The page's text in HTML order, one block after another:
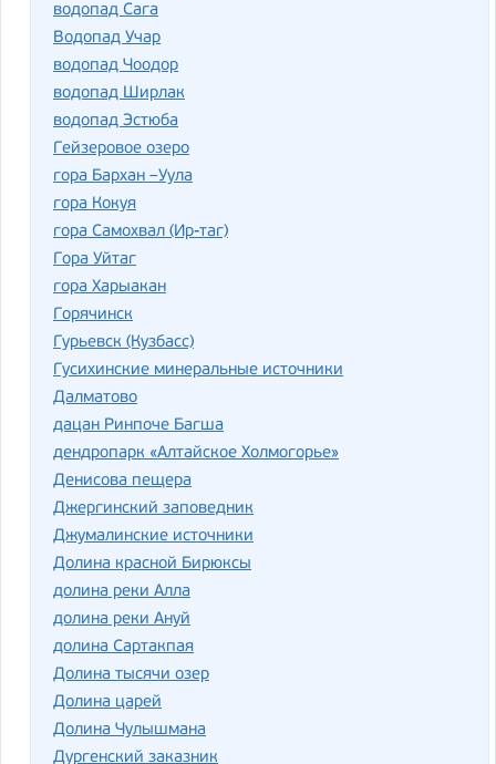
водопад Сага
Водопад Учар
водопад Чоодор
водопад Ширлак
водопад Эстюба
Гейзеровое озеро
гора Бархан –Уула
гора Кокуя
гора Самохвал (Ир-таг)
Гора Уйтаг
гора Харыакан
Горячинск
Гурьевск (Кузбасс)
Гусихинские минеральные источники
Далматово
дацан Ринпоче Багша
дендропарк «Алтайское Холмогорье»
Денисова пещера
Джергинский заповедник
Джумалинские источники
Долина красной Бирюксы
долина реки Алла
долина реки Ануй
долина Сартакпая
Долина тысячи озер
Долина царей
Долина Чулышмана
Дургенский заказник